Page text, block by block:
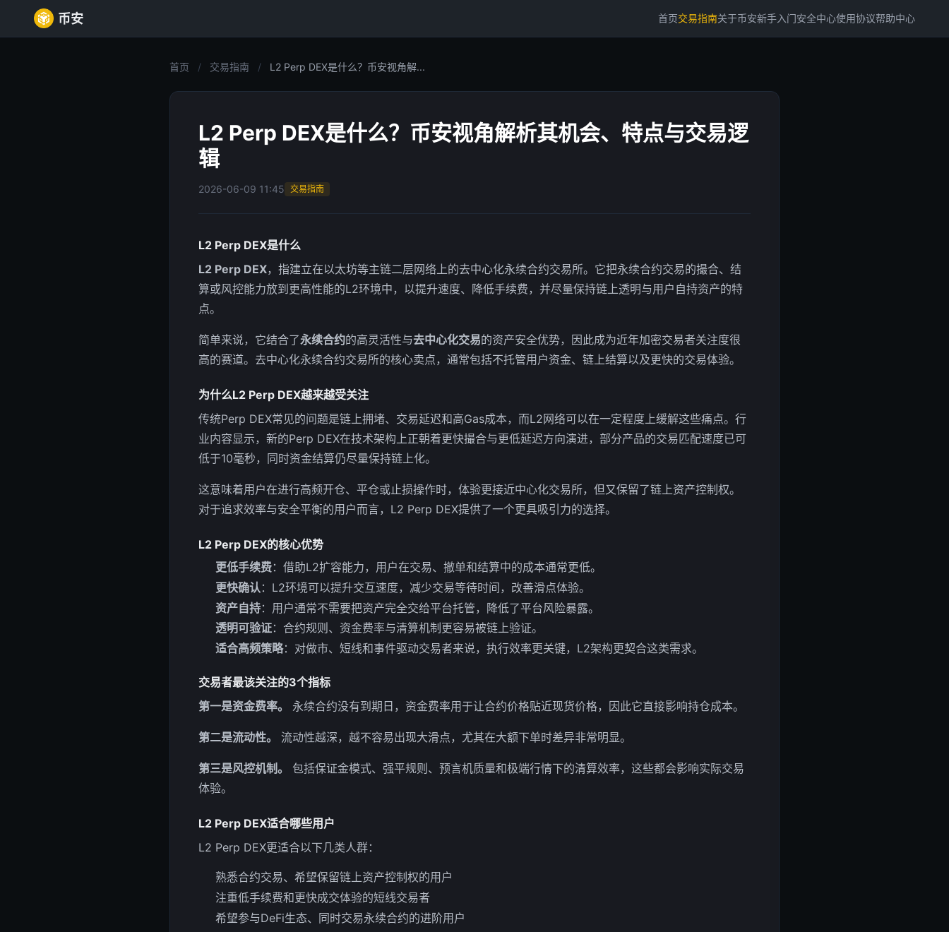
币安 首页交易指南关于币安新手入门安全中心使用协议帮助中心
首页 / 交易指南 / L2 Perp DEX是什么？币安视角解...
L2 Perp DEX是什么？币安视角解析其机会、特点与交易逻
辑
2026-06-09 11:45 交易指南
L2 Perp DEX是什么
L2 Perp DEX，指建立在以太坊等主链二层网络上的去中心化永续合约交易所。它把永续合约交易的撮合、结
算或风控能力放到更高性能的L2环境中，以提升速度、降低手续费，并尽量保持链上透明与用户自持资产的特
点。
简单来说，它结合了永续合约的高灵活性与去中心化交易的资产安全优势，因此成为近年加密交易者关注度很
高的赛道。去中心化永续合约交易所的核心卖点，通常包括不托管用户资金、链上结算以及更快的交易体验。
为什么L2 Perp DEX越来越受关注
传统Perp DEX常见的问题是链上拥堵、交易延迟和高Gas成本，而L2网络可以在一定程度上缓解这些痛点。行
业内容显示，新的Perp DEX在技术架构上正朝着更快撮合与更低延迟方向演进，部分产品的交易匹配速度已可
低于10毫秒，同时资金结算仍尽量保持链上化。
这意味着用户在进行高频开仓、平仓或止损操作时，体验更接近中心化交易所，但又保留了链上资产控制权。
对于追求效率与安全平衡的用户而言，L2 Perp DEX提供了一个更具吸引力的选择。
L2 Perp DEX的核心优势
更低手续费：借助L2扩容能力，用户在交易、撤单和结算中的成本通常更低。
更快确认 ：L2环境可以提升交互速度，减少交易等待时间，改善滑点体验。
资产自持：用户通常不需要把资产完全交给平台托管，降低了平台风险暴露。
透明可验证：合约规则、资金费率与清算机制更容易被链上验证。
适合高频策略：对做市、短线和事件驱动交易者来说，执行效率更关键，L2架构更契合这类需求。
交易者最该关注的3个指标
第一是资金费率。
永续合约没有到期日，资金费率用于让合约价格贴近现货价格，因此它直接影响持仓成本。
第二是流动性。 流动性越深，越不容易出现大滑点，尤其在大额下单时差异非常明显。
第三是风控机制。
包括保证金模式、强平规则、预言机质量和极端行情下的清算效率，这些都会影响实际交易
体验。
L2 Perp DEX适合哪些用户
L2 Perp DEX更适合以下几类人群：
熟悉合约交易、希望保留链上资产控制权的用户
注重低手续费和更快成交体验的短线交易者
希望参与DeFi生态、同时交易永续合约的进阶用户